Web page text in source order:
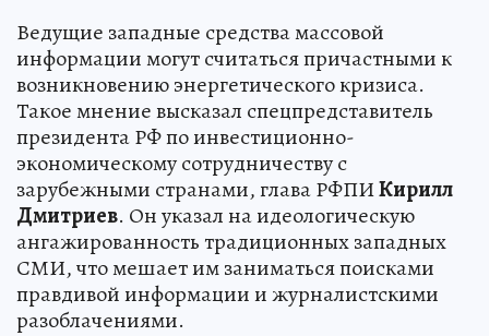
Ведущие западные средства массовой
информации могут считаться причастными к
возникновению энергетического кризиса.
Такое мнение высказал спецпредставитель
президента РФ по инвестиционно-
экономическому сотрудничеству с
зарубежными странами, глава РФПИКирилл
Дмитриев. Он указал на идеологическую
ангажированность традиционных западных
СМИ, что мешает им заниматься поисками
правдивой информации и журналистскими
разоблачениями.